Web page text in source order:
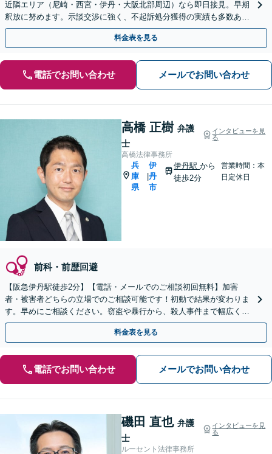
近隣エリア（尼崎・西宮・伊丹・大阪北部周辺）なら即日接見。早期
釈放に努めます。示談交渉に強く、不起訴処分獲得の実績も多数あり
ます【夜間・休日面談可】【完全個室】【塚口駅２分】
料金表を見る
電話でお問い合わせ メールでお問い合わせ
高橋 正樹 弁護
士
インタビューを見
る
高橋法律事務所
兵
庫
県
伊
丹
市
伊丹駅から
徒歩2分
営業時間：本
日定休日
前科・前歴回避
【阪急伊丹駅徒歩2分】【電話・メールでのご相談初回無料】加害
者・被害者どちらの立場でのご相談可能です！初動で結果が変わりま
す。早めにご相談ください。窃盗や暴行から、殺人事件まで幅広く対
応いたします【夜間休日対応可】【オンライン面談可】
料金表を見る
電話でお問い合わせ メールでお問い合わせ
磯田 直也 弁護
士
インタビューを見
る
ルーセント法律事務所